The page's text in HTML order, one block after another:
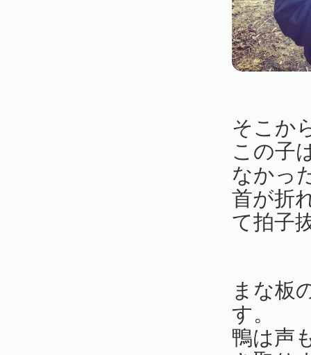
そこか
この子
なかっ
首が折
て拍子
まな板
す。
鴨は声